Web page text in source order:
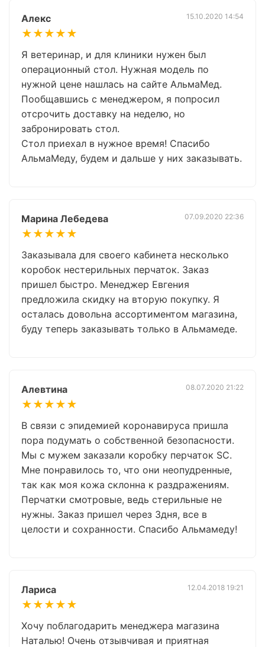
Алекс
★★★★★
15.10.2020 14:54
Я ветеринар, и для клиники нужен был
операционный стол. Нужная модель по
нужной цене нашлась на сайте АльмаМед.
Пообщавшись с менеджером, я попросил
отсрочить доставку на неделю, но
забронировать стол.
Стол приехал в нужное время! Спасибо
АльмаМеду, будем и дальше у них заказывать.
Марина Лебедева
★★★★★
07.09.2020 22:36
Заказывала для своего кабинета несколько
коробок нестерильных перчаток. Заказ
пришел быстро. Менеджер Евгения
предложила скидку на вторую покупку. Я
осталась довольна ассортиментом магазина,
буду теперь заказывать только в Альмамеде.
Алевтина
★★★★★
08.07.2020 21:22
В связи с эпидемией коронавируса пришла
пора подумать о собственной безопасности.
Мы с мужем заказали коробку перчаток SC.
Мне понравилось то, что они неопудренные,
так как моя кожа склонна к раздражениям.
Перчатки смотровые, ведь стерильные не
нужны. Заказ пришел через 3дня, все в
целости и сохранности. Спасибо Альмамеду!
Лариса
★★★★★
12.04.2018 19:21
Хочу поблагодарить менеджера магазина
Наталью! Очень отзывчивая и приятная